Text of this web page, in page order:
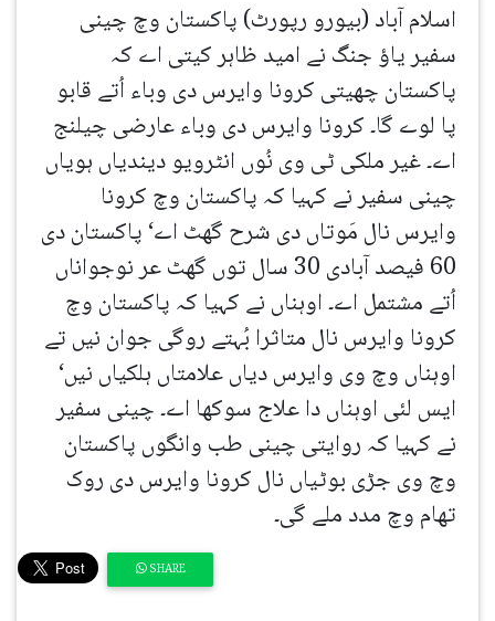
اسلام آباد (بیورو رپورٹ) پاکستان وچ چینی
سفیر یاؤ جنگ نے امید ظاہر کیتی اے کہ
پاکستان چھیتی کرونا وایرس دی وباء اُتے قابو
پا لوے گا۔ کرونا وایرس دی وباء عارضی چیلنج
اے۔ غیر ملکی ٹی وی نُوں انٹرویو دیندیاں ہویاں
چینی سفیر نے کہیا کہ پاکستان وچ کرونا
وایرس نال مَوتاں دی شرح گھٹ اے‘ پاکستان دی
60 فیصد آبادی 30 سال توں گھٹ عر نوجواناں
اُتے مشتمل اے۔ اوہناں نے کہیا کہ پاکستان وچ
کرونا وایرس نال متاثرا بُہتے روگی جوان نیں تے
اوہناں وچ وی وایرس دیاں علامتاں ہلکیاں نیں‘
ایس لئی اوہناں دا علاج سوکھا اے۔ چینی سفیر
نے کہیا کہ روایتی چینی طب وانگوں پاکستان
وچ وی جڑی بوٹیاں نال کرونا وایرس دی روک
تھام وچ مدد ملے گی۔
SHARE